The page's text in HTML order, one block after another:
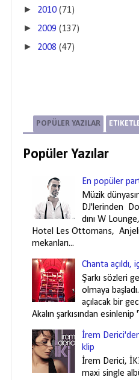
► 2010 (71)
► 2009 (137)
► 2008 (47)
POPÜLER YAZILAR
Popüler Yazılar
En popüler
Müzik
DJ'lerinden
dını W
Hotel Les Ottomans,
mekanları...
Chanta açıldı,
Şarkı sözleri
olmaya
açılacak bir
Akalın şarkısından esinlenip
İrem
klip
İrem Derici,
maxi single